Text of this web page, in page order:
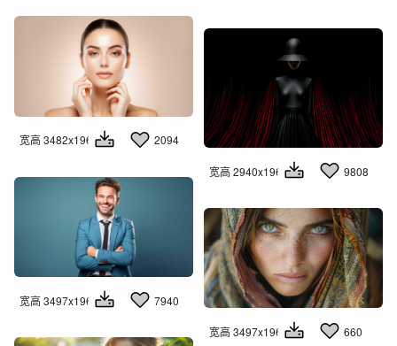
宽高 3482x1960 2094
宽高 2940x1960 9808
宽高 3497x1960 7940
宽高 3497x1960 660